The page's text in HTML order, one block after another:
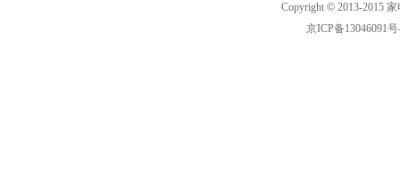
Copyright © 2013-2015
京ICP备13046091号